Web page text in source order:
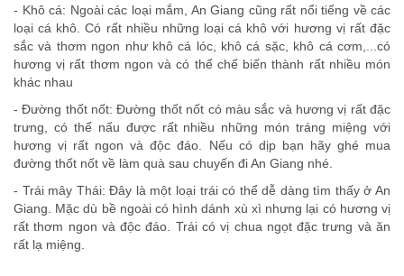
- Khô cá: Ngoài các loại mắm, An Giang cũng rất nổi tiếng về các
loại cá khô. Có rất nhiều những loại cá khô với hương vị rất đặc
sắc và thơm ngon như khô cá lóc, khô cá sặc, khô cá cơm,...có
hương vị rất thơm ngon và có thể chế biến thành rất nhiều món
khác nhau
- Đường thốt nốt: Đường thốt nốt có màu sắc và hương vị rất đặc
trưng, có thể nấu được rất nhiều những món tráng miệng với
hương vị rất ngon và độc đáo. Nếu có dịp bạn hãy ghé mua
đường thốt nốt về làm quà sau chuyến đi An Giang nhé.
- Trái mây Thái: Đây là một loại trái có thể dễ dàng tìm thấy ở An
Giang. Mặc dù bề ngoài có hình dánh xù xì nhưng lại có hương vị
rất thơm ngon và độc đáo. Trái có vị chua ngọt đặc trưng và ăn
rất lạ miệng.